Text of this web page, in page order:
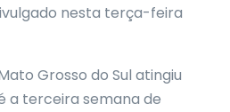
nesta terça-feira
Grosso do Sul atingiu
a terceira semana de